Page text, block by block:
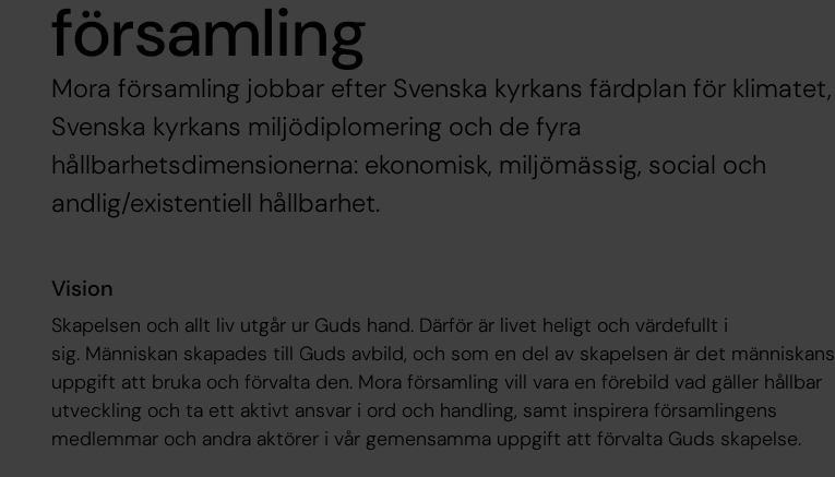
församling
Mora församling jobbar efter Svenska kyrkans färdplan för klimatet,
Svenska kyrkans miljödiplomering och de fyra
hållbarhetsdimensionerna: ekonomisk, miljömässig, social och
andlig/existentiell hållbarhet.
Vision
Skapelsen och allt liv utgår ur Guds hand. Därför är livet heligt och värdefullt i
sig. Människan skapades till Guds avbild, och som en del av skapelsen är det människans
uppgift att bruka och förvalta den. Mora församling vill vara en förebild vad gäller hållbar
utveckling och ta ett aktivt ansvar i ord och handling, samt inspirera församlingens
medlemmar och andra aktörer i vår gemensamma uppgift att förvalta Guds skapelse.